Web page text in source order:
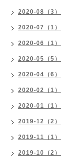
2020-08（3）
2020-07（1）
2020-06（1）
2020-05（5）
2020-04（6）
2020-02（1）
2020-01（1）
2019-12（2）
2019-11（1）
2019-10（2）